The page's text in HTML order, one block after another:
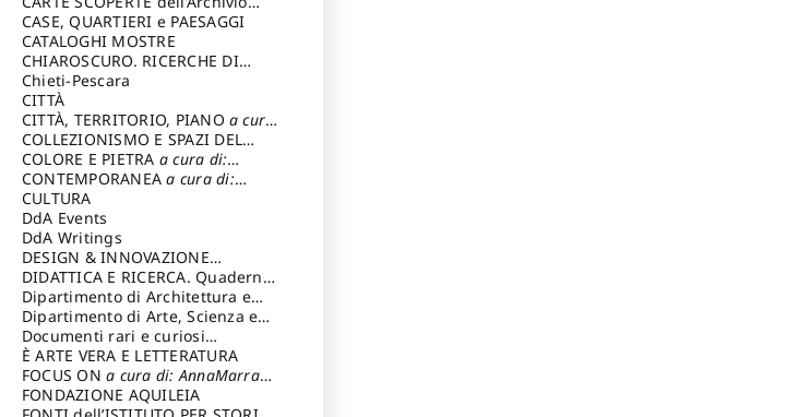
Storico Capitolino
CASE, QUARTIERI e PAESAGGI
CATALOGHI MOSTRE
CHIAROSCURO. RICERCHE DI
STORIA E STORIA DELL'ARTE
cura di: Di Carpegna Falconieri
Tommaso
Chieti-Pescara
CITTÀ
CITTÀ, TERRITORIO, PIANO a cura
di: Imbesi Giuseppe
COLLEZIONISMO E SPAZI DEL
COLLEZIONISMO a cura di:
Magnani Lauro
COLORE E PIETRA a cura di:
Selvaggi Giuseppe
CONTEMPORANEAa cura di:
Gubinelli Luna
CULTURA
DdA Events
DdA Writings
DESIGN & INNOVAZIONE
TECNOLOGICAa cura di: Vallicelli
Andrea
DIDATTICA E RICERCA. Quaderni
della Scuola
Dipartimento di Architettura e
Analisi della Città Mediterranea
Dipartimento di Arte, Scienza e
Tecnica del Costuire
Documenti rari e curiosi
dall'Archivio Segreto
È ARTE VERA E LETTERATURA
FOCUS ONa cura di: AnnaMarra
Contemporanea
FONDAZIONE AQUILEIA